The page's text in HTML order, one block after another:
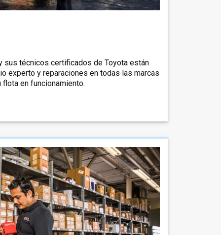
sus técnicos certificados de Toyota están
experto y reparaciones en todas las marcas
en funcionamiento.